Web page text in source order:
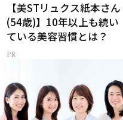
【美STリュクス紙本さん
(54歳)】10年以上も続い
ている美容習慣とは？